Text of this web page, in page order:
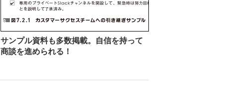
サンプル資料も多数掲載。自信を持って
商談を進められる！